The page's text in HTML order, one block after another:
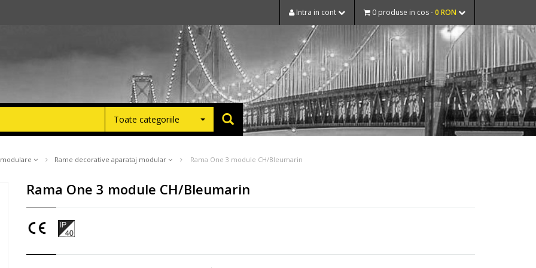
Intra in cont 0 produse in cos -0 RON
Toate categoriile
Rame decorative aparataj modular Rama One 3 module CH/Bleumarin
Rama One 3 module CH/Bleumarin